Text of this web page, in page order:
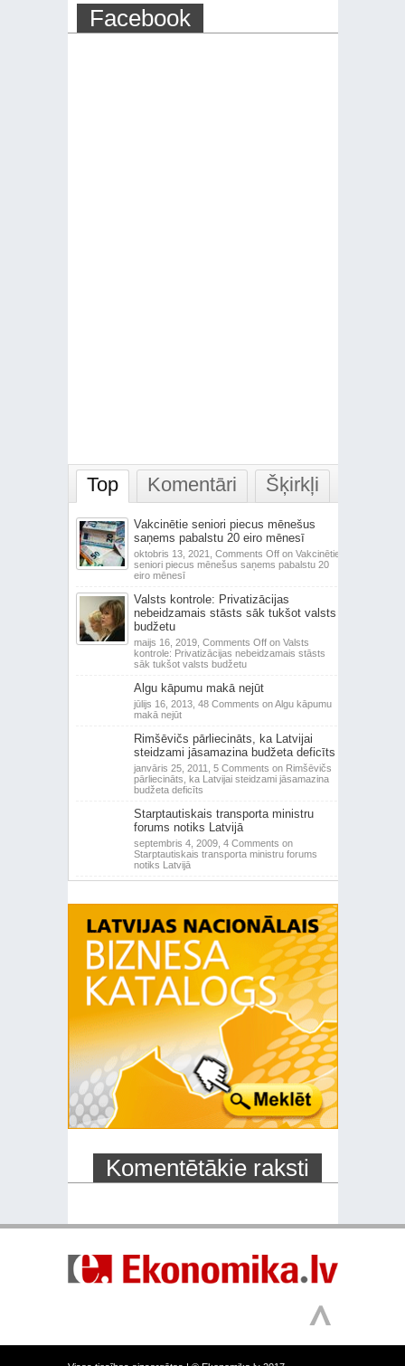
Facebook
Top Komentāri Šķirkļi
Vakcinētie seniori piecus mēnešus
saņems pabalstu 20 eiro mēnesī
oktobris 13, 2021, Comments Offon Vakcinētie
seniori piecus mēnešus saņems pabalstu 20
eiro mēnesī
Valsts kontrole: Privatizācijas
nebeidzamais stāsts sāk tukšot valsts
budžetu
maijs 16, 2019, Comments Offon Valsts
kontrole: Privatizācijas nebeidzamais stāsts
sāk tukšot valsts budžetu
Algu kāpumu makā nejūt
jūlijs 16, 2013, 48 Comments on Algu kāpumu
makā nejūt
Rimšēvičs pārliecināts, ka Latvijai
steidzami jāsamazina budžeta deficīts
janvāris 25, 2011, 5 Comments on Rimšēvičs
pārliecināts, ka Latvijai steidzami jāsamazina
budžeta deficīts
Starptautiskais transporta ministru
forums notiks Latvijā
septembris 4, 2009, 4 Comments on
Starptautiskais transporta ministru forums
notiks Latvijā
Komentētākie raksti